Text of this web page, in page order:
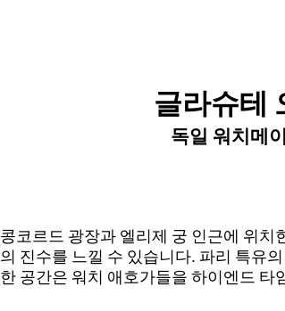
글라슈테
독일 워치메
콩코르드 광장과 엘리제 궁 인근에 위
의 진수를 느낄 수 있습니다. 파리 특유
한 공간은 워치 애호가들을 하이엔드 타